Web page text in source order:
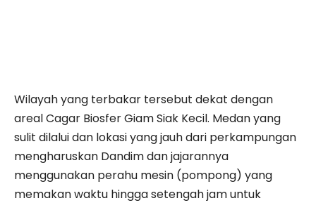
Wilayah yang terbakar tersebut dekat dengan
areal Cagar Biosfer Giam Siak Kecil. Medan yang
sulit dilalui dan lokasi yang jauh dari perkampungan
mengharuskan Dandim dan jajarannya
menggunakan perahu mesin (pompong) yang
memakan waktu hingga setengah jam untuk